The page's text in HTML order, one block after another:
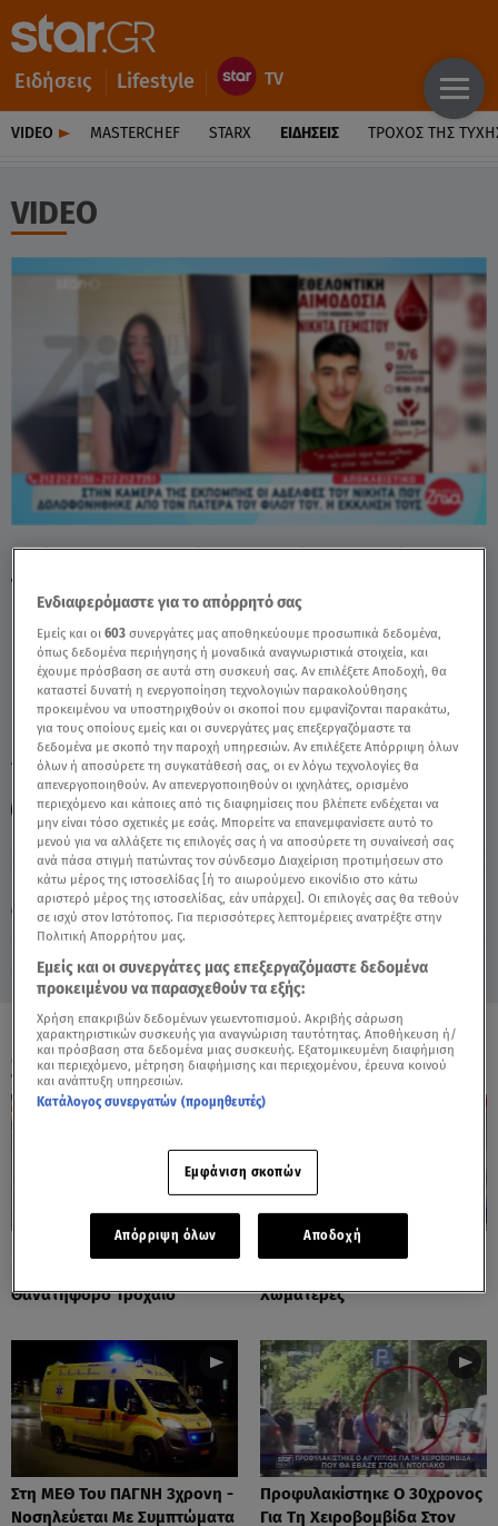
Ειδήσεις Lifestyle
VIDEO MASTERCHEF STARX ΕΙΔΉΣΕΙΣ ΤΡΟΧΌΣ ΤΗΣ
VIDEO
Παρασκευή 7 Αυγούστου 2026
28.05.26, 14:38 ΕΛΛΑΔΑ
Του Νικήτα - Video
TAGS: ΝΙΚΗΤΑΣ ΚΡΗΤΗ ΔΟΛΟΦΟΝΙΑ ΕΓΚΛΗΜΑ
ΑΙΜΟΔΟΣΙΑ
ΟΛΑ ΤΑ ΒΙΝΤΕΟ
Πόρτο Ράφτη: Bίντεο
Θανατηφόρο Τροχαίο
Πάρος: Τα Διάσπαρτα Φυτίλια
Χωματερές
Στη ΜΕΘ Του ΠΑΓΝΗ 3χρονη -
Νοσηλεύεται Με Συμπτώματα
Προφυλακίστηκε Ο 30χρονος
Για Τη Χειροβομβίδα Στον
Ενδιαφερόμαστε για το απόρρητό σας
Εμείς και οι603 συνεργάτες μας αποθηκεύουμε προσωπικά δεδομένα,
όπως δεδομένα περιήγησης ή μοναδικά αναγνωριστικά στοιχεία, και
έχουμε πρόσβαση σε αυτά στη συσκευή σας. Αν επιλέξετε Αποδοχή, θα
καταστεί δυνατή η ενεργοποίηση τεχνολογιών παρακολούθησης
προκειμένου να υποστηριχθούν οι σκοποί που εμφανίζονται παρακάτω,
για τους οποίους εμείς και οι συνεργάτες μας επεξεργαζόμαστε τα
δεδομένα με σκοπό την παροχή υπηρεσιών. Αν επιλέξετε Απόρριψη όλων
όλων ή αποσύρετε τη συγκατάθεσή σας, οι εν λόγω τεχνολογίες θα
απενεργοποιηθούν. Αν απενεργοποιηθούν οι ιχνηλάτες, ορισμένο
περιεχόμενο και κάποιες από τις διαφημίσεις που βλέπετε ενδέχεται να
μην είναι τόσο σχετικές με εσάς. Μπορείτε να επανεμφανίσετε αυτό το
μενού για να αλλάξετε τις επιλογές σας ή να αποσύρετε τη συναίνεσή σας
ανά πάσα στιγμή πατώντας τον σύνδεσμο Διαχείριση προτιμήσεων στο
κάτω μέρος της ιστοσελίδας [ή το αιωρούμενο εικονίδιο στο κάτω
αριστερό μέρος της ιστοσελίδας, εάν υπάρχει]. Οι επιλογές σας θα τεθούν
σε ισχύ στον Ιστότοπος. Για περισσότερες λεπτομέρειες ανατρέξτε στην
Πολιτική Απορρήτου μας.
Εμείς και οι συνεργάτες μας επεξεργαζόμαστε δεδομένα
προκειμένου να παρασχεθούν τα εξής:
Χρήση επακριβών δεδομένων γεωεντοπισμού. Ακριβής σάρωση
χαρακτηριστικών συσκευής για αναγνώριση ταυτότητας. Αποθήκευση ή/
και πρόσβαση στα δεδομένα μιας συσκευής. Εξατομικευμένη διαφήμιση
και περιεχόμενο, μέτρηση διαφήμισης και περιεχομένου, έρευνα κοινού
και ανάπτυξη υπηρεσιών.
Κατάλογος συνεργατών (προμηθευτές)
Εμφάνιση σκοπών
Απόρριψη όλων Αποδοχή